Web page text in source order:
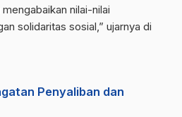
nilai-nilai
solidaritas sosial,” ujarnya di
Penyaliban dan